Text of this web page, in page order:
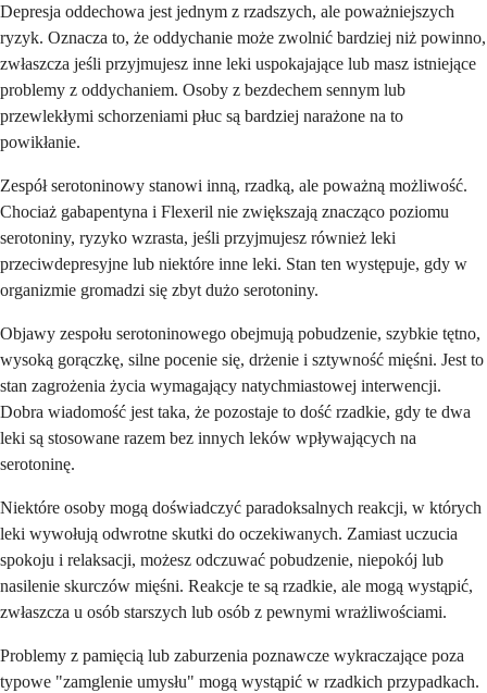
Depresja oddechowa jest jednym z rzadszych, ale poważniejszych
ryzyk. Oznacza to, że oddychanie może zwolnić bardziej niż powinno,
zwłaszcza jeśli przyjmujesz inne leki uspokajające lub masz istniejące
problemy z oddychaniem. Osoby z bezdechem sennym lub
przewlekłymi schorzeniami płuc są bardziej narażone na to
powikłanie.
Zespół serotoninowy stanowi inną, rzadką, ale poważną możliwość.
Chociaż gabapentyna i Flexeril nie zwiększają znacząco poziomu
serotoniny, ryzyko wzrasta, jeśli przyjmujesz również leki
przeciwdepresyjne lub niektóre inne leki. Stan ten występuje, gdy w
organizmie gromadzi się zbyt dużo serotoniny.
Objawy zespołu serotoninowego obejmują pobudzenie, szybkie tętno,
wysoką gorączkę, silne pocenie się, drżenie i sztywność mięśni. Jest to
stan zagrożenia życia wymagający natychmiastowej interwencji.
Dobra wiadomość jest taka, że pozostaje to dość rzadkie, gdy te dwa
leki są stosowane razem bez innych leków wpływających na
serotoninę.
Niektóre osoby mogą doświadczyć paradoksalnych reakcji, w których
leki wywołują odwrotne skutki do oczekiwanych. Zamiast uczucia
spokoju i relaksacji, możesz odczuwać pobudzenie, niepokój lub
nasilenie skurczów mięśni. Reakcje te są rzadkie, ale mogą wystąpić,
zwłaszcza u osób starszych lub osób z pewnymi wrażliwościami.
Problemy z pamięcią lub zaburzenia poznawcze wykraczające poza
typowe "zamglenie umysłu" mogą wystąpić w rzadkich przypadkach.